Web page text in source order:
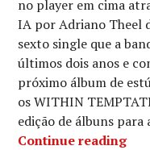
no player em cima
IA por Adriano Theel
sexto single que a
últimos dois anos e
próximo álbum de
os WITHIN
edição de álbuns para
Continue reading